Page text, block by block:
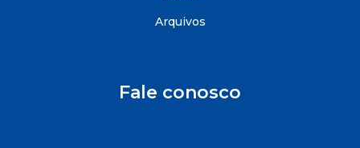
Arquivos
Fale conosco